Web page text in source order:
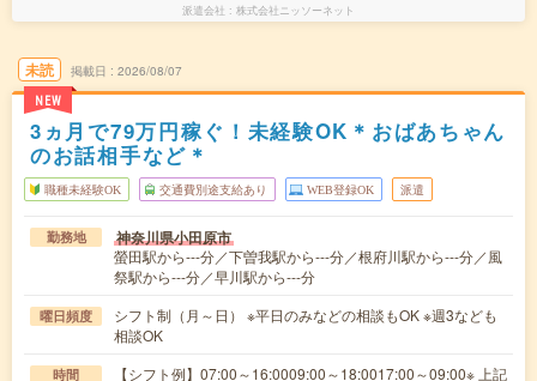
派遣会社 株式会社ニッソーネット
未読
NEW
掲載日 2026/08/07
3ヵ月で79万円稼ぐ！未経験OK＊おばあちゃん
のお話相手など＊
職種未経験OK 交通費別途支給あり WEB登録OK 派遣
勤務地 神奈川県小田原市
螢田駅から---分／下曽我駅から---分／根府川駅から---分／風
祭駅から---分／早川駅から---分
曜日頻度
シフト制（月～日） ※平日のみなどの相談もOK ※週3なども
相談OK
時間 【シフト例】07:00～16:0009:00～18:0017:00～09:00※ 上記